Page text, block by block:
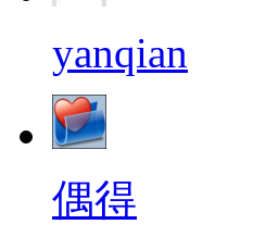
yanqian
偶得